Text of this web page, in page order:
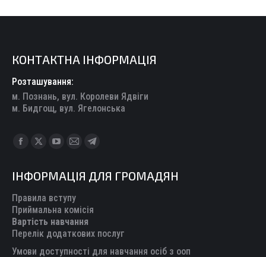
КОНТАКТНА ІНФОРМАЦІЯ
Розташування:
м. Познань, вул. Королеви Ядвіги
м. Бидгощ, вул. Ягелонська
Find us on:
Facebook
opens
in
new
window
X
opens
in
new
window
YouTube
opens
in
new
window
Mail
opens
in
new
window
Telegram
opens
new
ІНФОРМАЦІЯ ДЛЯ ГРОМАДЯН
Правила вступу
Приймальна комісія
Вартість навчання
Перелік додаткових послуг
Умови доступності для навчання осіб з ооп